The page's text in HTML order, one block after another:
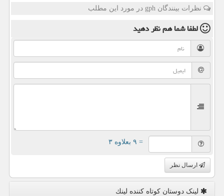
نظرات بینندگان gph در مورد این مطلب
لطفا شما همنظر دهید
= ۹ بعلاوه ۳
ارسال نظر
لینک دوستان كوتاه كننده لینك